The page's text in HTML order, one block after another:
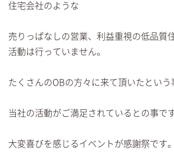
住宅会社のような
売りっぱなしの営業、利益重視の低品質
活動は行っていません。
たくさんのOBの方々に来て頂いたという
当社の活動がご満足されているとの事です
大変喜びを感じるイベントが感謝祭です。